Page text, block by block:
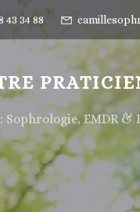
43 34 88
Sophrologie, EMDR &